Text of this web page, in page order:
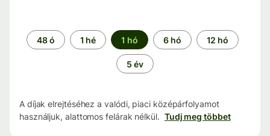
Időszak
48 ó 1 hé 1 hó 6 hó 12 hó
5 év
A díjak elrejtéséhez a valódi, piaci középárfolyamot
használjuk, alattomos felárak nélkül. Tudj meg többet